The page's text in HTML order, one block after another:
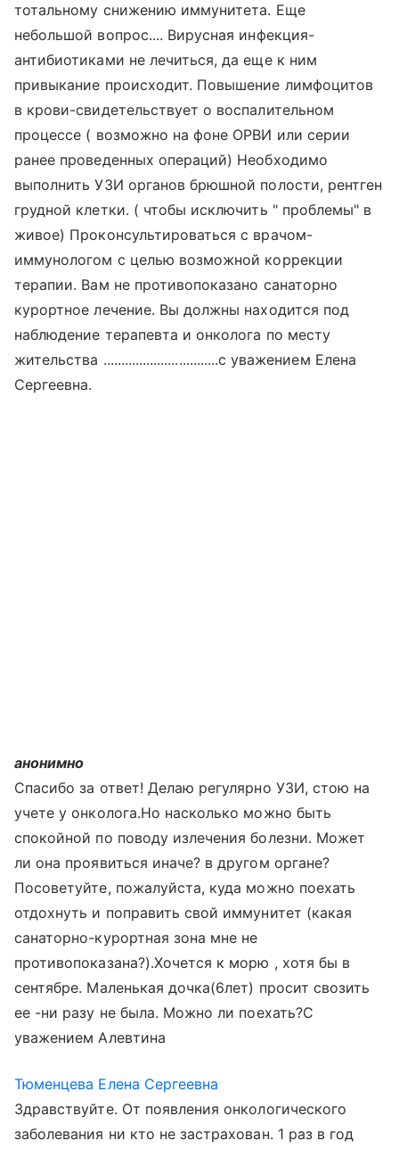
тотальному снижению иммунитета. Еще
небольшой вопрос.... Вирусная инфекция-
антибиотиками не лечиться, да еще к ним
привыкание происходит. Повышение лимфоцитов
в крови-свидетельствует о воспалительном
процессе ( возможно на фоне ОРВИ или серии
ранее проведенных операций) Необходимо
выполнить УЗИ органов брюшной полости, рентген
грудной клетки. ( чтобы исключить " проблемы" в
живое) Проконсультироваться с врачом-
иммунологом с целью возможной коррекции
терапии. Вам не противопоказано санаторно
курортное лечение. Вы должны находится под
наблюдение терапевта и онколога по месту
жительства ................................с уважением Елена
Сергеевна.
анонимно
Спасибо за ответ! Делаю регулярно УЗИ, стою на
учете у онколога.Но насколько можно быть
спокойной по поводу излечения болезни. Может
ли она проявиться иначе? в другом органе?
Посоветуйте, пожалуйста, куда можно поехать
отдохнуть и поправить свой иммунитет (какая
санаторно-курортная зона мне не
противопоказана?).Хочется к морю , хотя бы в
сентябре. Маленькая дочка(6лет) просит свозить
ее -ни разу не была. Можно ли поехать?С
уважением Алевтина
Тюменцева Елена Сергеевна
Здравствуйте. От появления онкологического
заболевания ни кто не застрахован. 1 раз в год